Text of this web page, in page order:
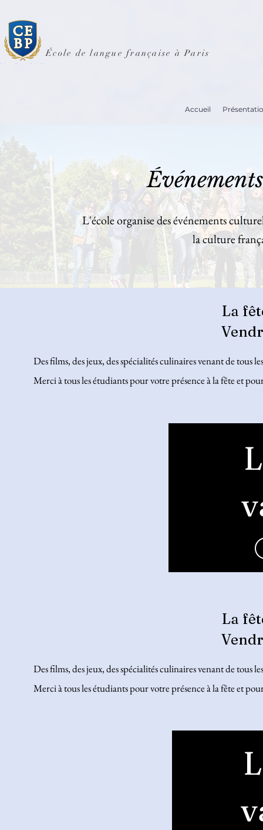
École de langue française à Paris
Accueil
L'école organise des événements
la culture
La
Des films, des jeux, des spécialités culinaires venant de tous
Merci à tous les étudiants pour votre présence à la fête et
La
Des films, des jeux, des spécialités culinaires venant de tous
Merci à tous les étudiants pour votre présence à la fête et